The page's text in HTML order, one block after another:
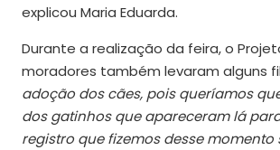
explicou Maria Eduarda.
Durante a realização da feira, o
moradores também levaram alguns
adoção dos cães, pois queríamos
dos gatinhos que apareceram lá
registro que fizemos desse